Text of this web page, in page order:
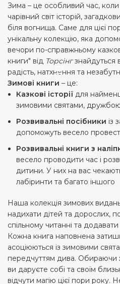
Зима – це особливий час, коли
чарівний світ історій,
біля вогнища. Саме для цієї
унікальну колекцію, яка
вечори по-справжньому
книги" від Торсінгзнайдуться
радість, натхнення та
Зимові книги – це:
Казкові історії для
зимовими святами, дружбою
Розвивальні посібники із
допоможуть весело
Розвивальні книги з
весело проводити час і
дитини. У них на вас
лабіринти та багато іншого
Наша колекція зимових
надихати дітей та дорослих,
спільному читанні та
Кожна книга наповнена
асоціюються із зимовими
передчуттям дива. Обираючи
ви даруєте собі та своїм
відчути магію цієї пори року.